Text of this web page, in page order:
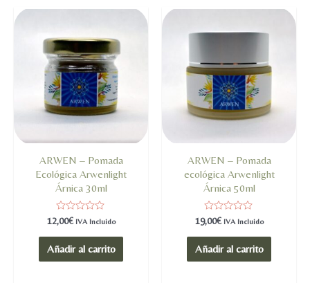
ARWEN – Pomada
Ecológica Arwenlight
Árnica 30ml
Valorado
en
0
de
5
12,00€ IVA Incluido
Añadir al carrito
ARWEN – Pomada
ecológica Arwenlight
Árnica 50ml
Valorado
en
0
de
5
19,00€ IVA Incluido
Añadir al carrito